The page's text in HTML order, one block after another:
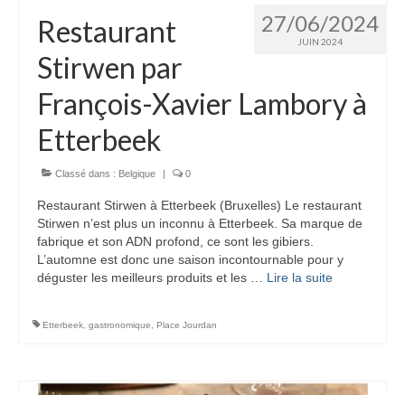
27/06/2024
JUIN 2024
Restaurant
Stirwen par
François-Xavier Lambory à
Etterbeek
Classé dans : Belgique | 0
Restaurant Stirwen à Etterbeek (Bruxelles) Le restaurant
Stirwen n’est plus un inconnu à Etterbeek. Sa marque de
fabrique et son ADN profond, ce sont les gibiers.
L’automne est donc une saison incontournable pour y
déguster les meilleurs produits et les … Lire la suite­­
Etterbeek gastronomique Place Jourdan